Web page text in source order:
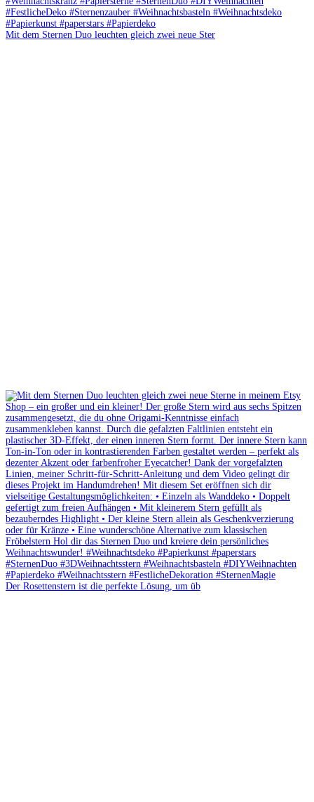
Mit dem Sternen Duo leuchten gleich zwei neue Ster
Der Rosettenstern ist die perfekte Lösung, um üb